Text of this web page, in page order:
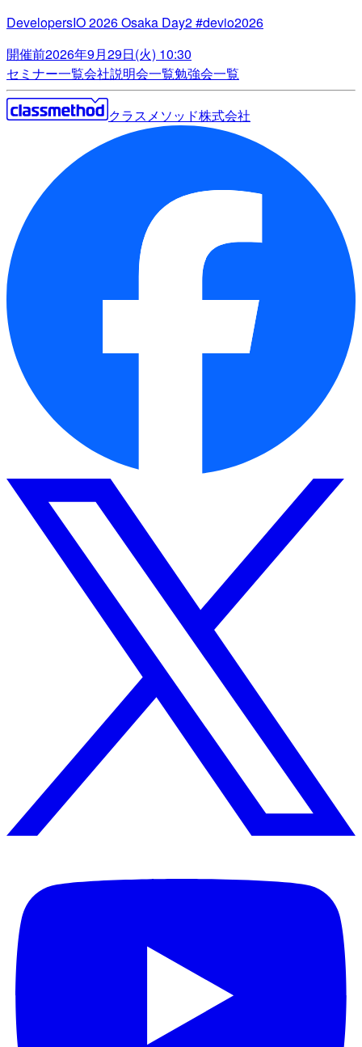
DevelopersIO 2026 Osaka Day2 #devio2026
開催前2026年9月29日(火) 10:30
セミナー一覧会社説明会一覧勉強会一覧
クラスメソッド株式会社